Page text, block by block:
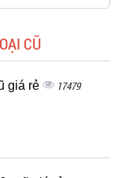
CŨ
giá rẻ 17479